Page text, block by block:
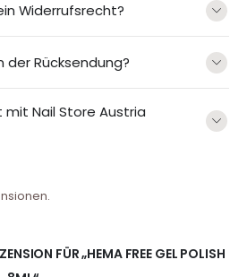
Widerrufsrecht?
Rücksendung?
mit Nail Store Austria
FÜR „HEMA FREE GEL POLISH